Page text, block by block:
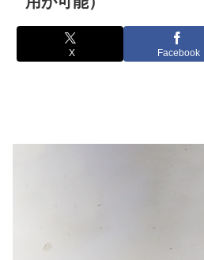
X Facebook